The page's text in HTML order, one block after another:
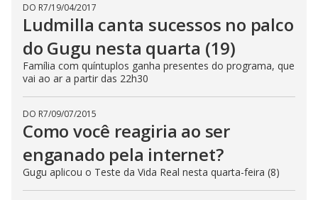
DO R7/19/04/2017
Ludmilla canta sucessos no palco
do Gugu nesta quarta (19)
Família com quíntuplos ganha presentes do programa, que
vai ao ar a partir das 22h30
DO R7/09/07/2015
Como você reagiria ao ser
enganado pela internet?
Gugu aplicou o Teste da Vida Real nesta quarta-feira (8)